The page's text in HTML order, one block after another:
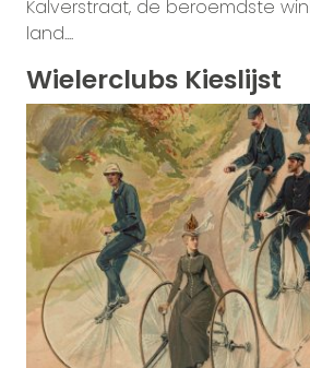
Kalverstraat, de beroemdste
land....
Wielerclubs Kieslijst